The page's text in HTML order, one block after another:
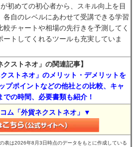
初めての初心者から、スキル向上を目
各自のレベルにあわせて受講できる学習
チャートや相場の先行きを予測してく
トしてくれるツールも充実していま
クストネオ」の関連記事】
ストネオ」のメリット・デメリットを
プポイントなどの他社との比較、キャ
の時間、必要書類も紹介！
ム「外貨ネクストネオ」▼
表は2026年8月3日時点のデータをもとに作成している